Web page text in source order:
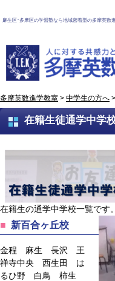
麻生区･多摩区の学習塾なら地域密着型の多摩英数
多摩英数進学教室 > 中学生の方へ >
在籍生徒通学中学
在籍生の通学中学校一覧です
新百合ヶ丘校
金程 麻生 長沢 王
禅寺中央 西生田 は
るひ野 白鳥 柿生